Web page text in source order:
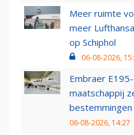
Meer ruimte
meer
op Schiphol
06-08-2026,
Embraer
maatschappij
bestemmingen
06-08-2026, 14:27